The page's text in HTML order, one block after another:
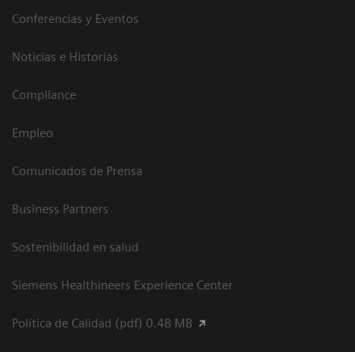
Conferencias y Eventos
Noticias e Historias
Compliance
Empleo
Comunicados de Prensa
Business Partners
Sostenibilidad en salud
Siemens Healthineers Experience Center
Política de Calidad (pdf) 0.48 MB